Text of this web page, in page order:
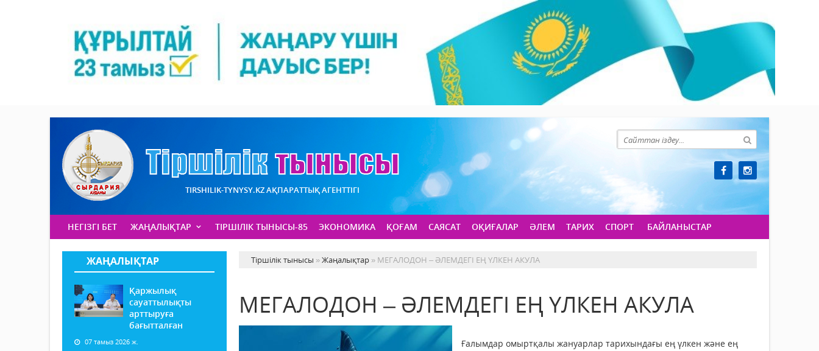
TIRSHILIK-TYNYSY.KZ АҚПАРАТТЫҚ АГЕНТТІГІ
НЕГІЗГІ БЕТ ЖАҢАЛЫҚТАР ТІРШІЛІК ТЫНЫСЫ-85 ЭКОНОМИКА ҚОҒАМ САЯСАТ ОҚИҒАЛАР ӘЛЕМ ТАРИХ СПОРТ БАЙЛАНЫСТАР
ЖАҢАЛЫҚТАР
Қаржылық
сауаттылықты
арттыруға
бағытталған
07 тамыз 2026 ж.
Тіршілік тынысы »Жаңалықтар » МЕГАЛОДОН – ӘЛЕМДЕГІ ЕҢ ҮЛКЕН АКУЛА
МЕГАЛОДОН – ӘЛЕМДЕГІ ЕҢ ҮЛКЕН АКУЛА
Ғалымдар омыртқалы жануарлар тарихындағы ең үлкен және ең